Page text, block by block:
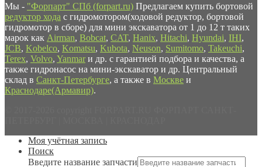
Мы - "Форпарт" СПб (forpart.ru) Предлагаем купить бортовой
редуктор хода с гидромотором(ходовой редуктор, бортовой
гидромотор в сборе) для мини экскаватора от 1 до 12 т таких
марок как Airman, Bobcat, CAT, Hanix, Hitachi, Hyundai, IHI,
JCB, Kobelco, Komatsu, Kubota, Neuson, Sumitomo, Takeuchi,
Terex, Volvo, Yanmar и др. с гарантией подбора и качества, а
также гидронасос на мини-экскаватор и др. Центральный
склад в Санкт-Петербурге, а также в Москве и
Краснодаре(Армавир).
Моя учётная запись
Поиск
Введите название запчасти